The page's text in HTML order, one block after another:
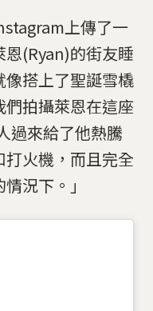
上傳了一
(Ryan)的街友睡
搭上了聖誕雪橇
拍攝萊恩在這座
過來給了他熱騰
火機，而且完全
況下。」